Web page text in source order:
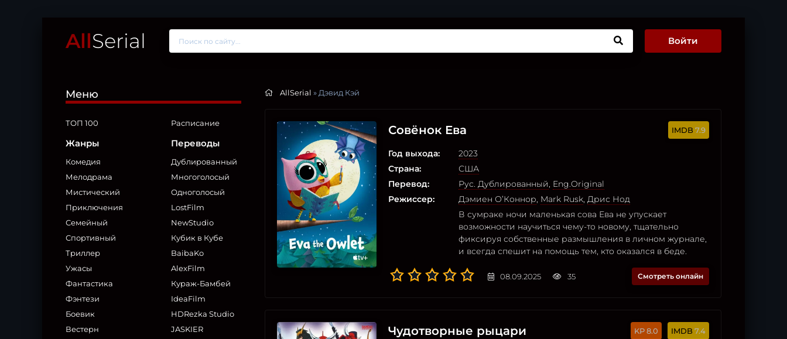
AllSerial Войти
Меню
ТОП 100
Жанры
Комедия
Мелодрама
Мистический
Приключения
Семейный
Спортивный
Триллер
Ужасы
Фантастика
Фэнтези
Боевик
Вестерн
Расписание
Переводы
Дублированный
Многоголосый
Одноголосый
LostFilm
NewStudio
Кубик в Кубе
BaibaKo
AlexFilm
Кураж-Бамбей
IdeaFilm
HDRezka Studio
JASKIER
AllSerial » Дэвид Кэй
Совёнок Ева 7.9
Год выхода:
2023
Страна:
США
Перевод:
Рус. Дублированный, Eng.Original
Режиссер:
Дэмиен О’Коннор, Mark Rusk, Дрис Нод
В сумраке ночи маленькая сова Ева не упускает
возможности научиться чему-то новому, тщательно
фиксируя собственные размышления в личном журнале,
и всегда спешит на помощь тем, кто оказался в беде.
08.09.2025 35 Смотреть онлайн
Чудотворные рыцари 8.0 7.4